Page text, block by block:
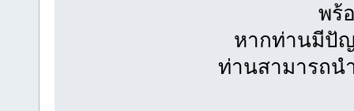
พร้
หากท่านมีปัญ
ท่านสามารถน